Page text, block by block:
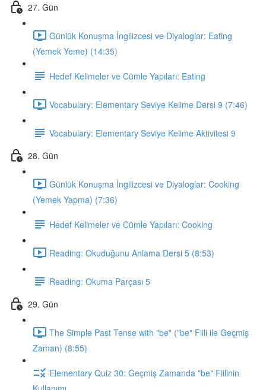
27. Gün
Günlük Konuşma İngilizcesi ve Diyaloglar: Eating
(Yemek Yeme) (14:35)
Hedef Kelimeler ve Cümle Yapıları: Eating
Vocabulary: Elementary Seviye Kelime Dersi 9 (7:46)
Vocabulary: Elementary Seviye Kelime Aktivitesi 9
28. Gün
Günlük Konuşma İngilizcesi ve Diyaloglar: Cooking
(Yemek Yapma) (7:36)
Hedef Kelimeler ve Cümle Yapıları: Cooking
Reading: Okuduğunu Anlama Dersi 5 (8:53)
Reading: Okuma Parçası 5
29. Gün
The Simple Past Tense with "be" ("be" Fiili ile Geçmiş
Zaman) (8:55)
Elementary Quiz 30: Geçmiş Zamanda "be" Fiilinin